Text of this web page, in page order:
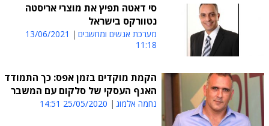
סי דאטה תפיץ את מוצרי אריסטה
נטוורקס בישראל
מערכת אנשים ומחשבים
13/06/2021
11:18
הקמת מוקדים בזמן אפס: כך התמודד
האגף העסקי של סלקום עם המשבר
נחמה אלמוג 25/05/2020 14:51